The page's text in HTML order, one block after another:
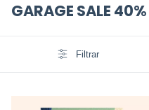
GARAGE SALE
Filtrar